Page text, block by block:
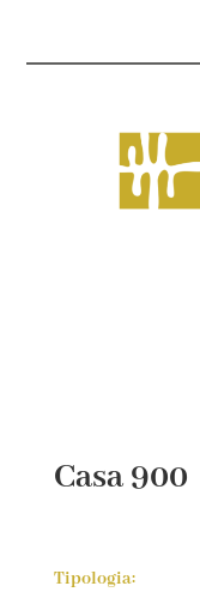
Casa 900
Tipologia: